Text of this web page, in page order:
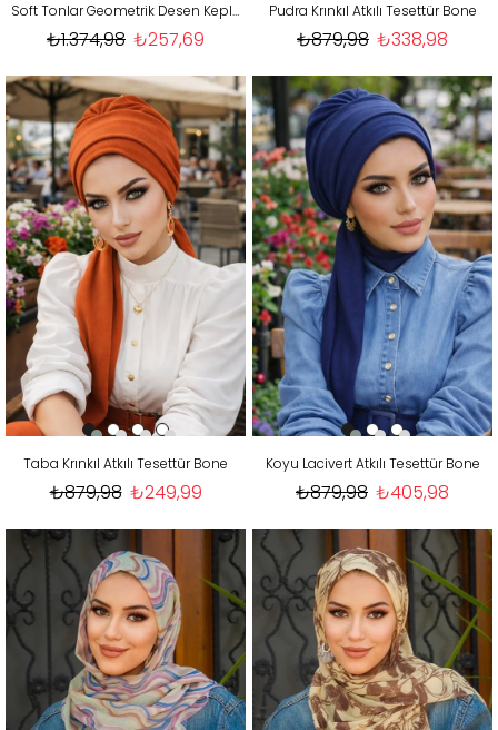
Soft Tonlar Geometrik Desen Kepli Bandana Şapka Şal
₺257,69
₺1.374,98
Pudra Krınkıl Atkılı Tesettür Bone
₺338,98
₺879,98
Taba Krınkıl Atkılı Tesettür Bone
₺249,99
₺879,98
Koyu Lacivert Atkılı Tesettür Bone
₺405,98
₺879,98